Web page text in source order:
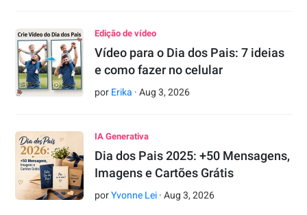
Edição de vídeo
Vídeo para o Dia dos Pais: 7 ideias
e como fazer no celular
por Erika ·Aug 3,2026
IA Generativa
Dia dos Pais 2025: +50 Mensagens,
Imagens e Cartões Grátis
porYvonne Lei ·Aug 3,2026